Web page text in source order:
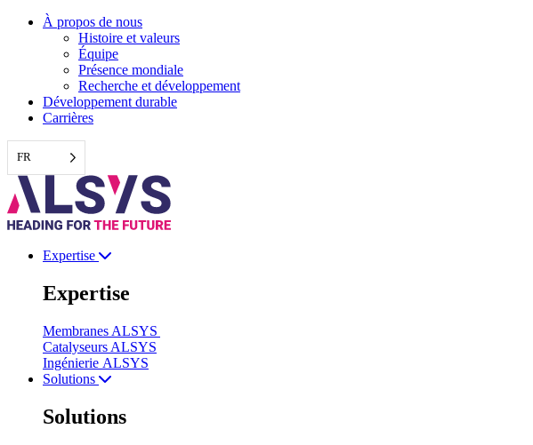
Aller
À propos de nous
Histoire et valeurs
Équipe
Présence mondiale
Recherche et développement
Développement durable
Carrières
FR
Expertise
Expertise
Membranes ALSYS
Catalyseurs ALSYS
Ingénierie ALSYS
Solutions
Solutions